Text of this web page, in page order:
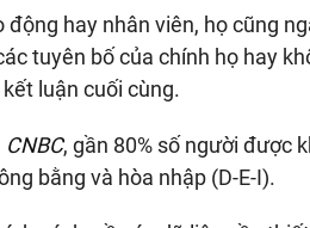
hay nhân viên, họ cũng
tuyên bố của chính họ hay
luận cuối cùng.
CNBC, gần 80% số người được
bằng và hòa nhập (D-E-I).